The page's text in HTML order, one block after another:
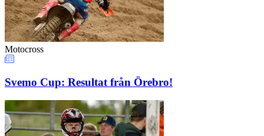
Motocross
Svemo Cup: Resultat från Örebro!